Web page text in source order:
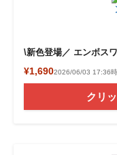
\新色登場／ エンボス
¥1,6902026/06/03 17:36
クリ